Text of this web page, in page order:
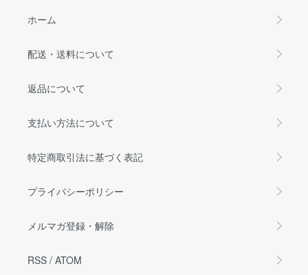
ホーム
配送・送料について
返品について
支払い方法について
特定商取引法に基づく表記
プライバシーポリシー
メルマガ登録・解除
RSS / ATOM